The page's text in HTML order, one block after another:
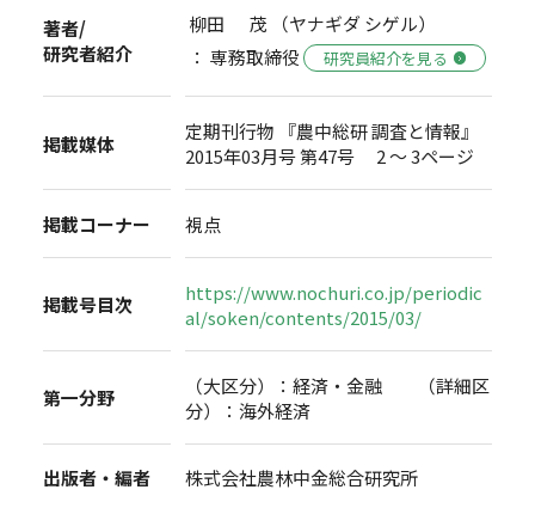
著者/
研究者紹介
柳田 茂 （ヤナギダ シゲル）
： 専務取締役
研究員紹介を見る
掲載媒体
定期刊行物 『農中総研 調査と情報』
2015年03月号 第47号 2 ～ 3ページ
掲載コーナー 視点
掲載号目次
https://www.nochuri.co.jp/periodic
al/soken/contents/2015/03/
第一分野
（大区分）：経済・金融 （詳細区
分）：海外経済
出版者・編者 株式会社農林中金総合研究所